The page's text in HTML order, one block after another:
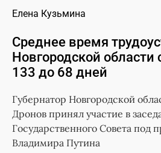
Елена Кузьмина
Среднее время
Новгородской области
133 до 68 дней
Губернатор Новгородской
Дронов принял участие в
Государственного Совета под
Владимира Путина